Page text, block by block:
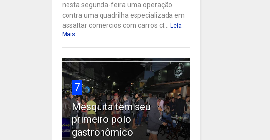
nesta segunda-feira uma operação
contra uma quadrilha especializada em
assaltar comércios com carros cl... Leia
Mais
7
Mesquita tem seu
primeiro polo
gastronômico